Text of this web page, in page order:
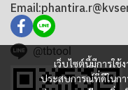
เว็บไซต์นี้มีการใ
ประสบการณ์ที่ดีในกา
@tbtool